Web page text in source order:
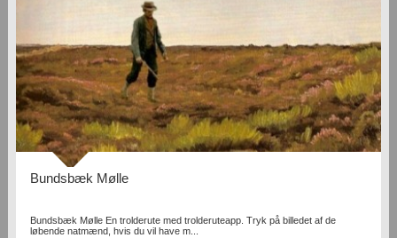
Bundsbæk Mølle
Bundsbæk Mølle En trolderute med trolderuteapp. Tryk på billedet af de
løbende natmænd, hvis du vil have m...